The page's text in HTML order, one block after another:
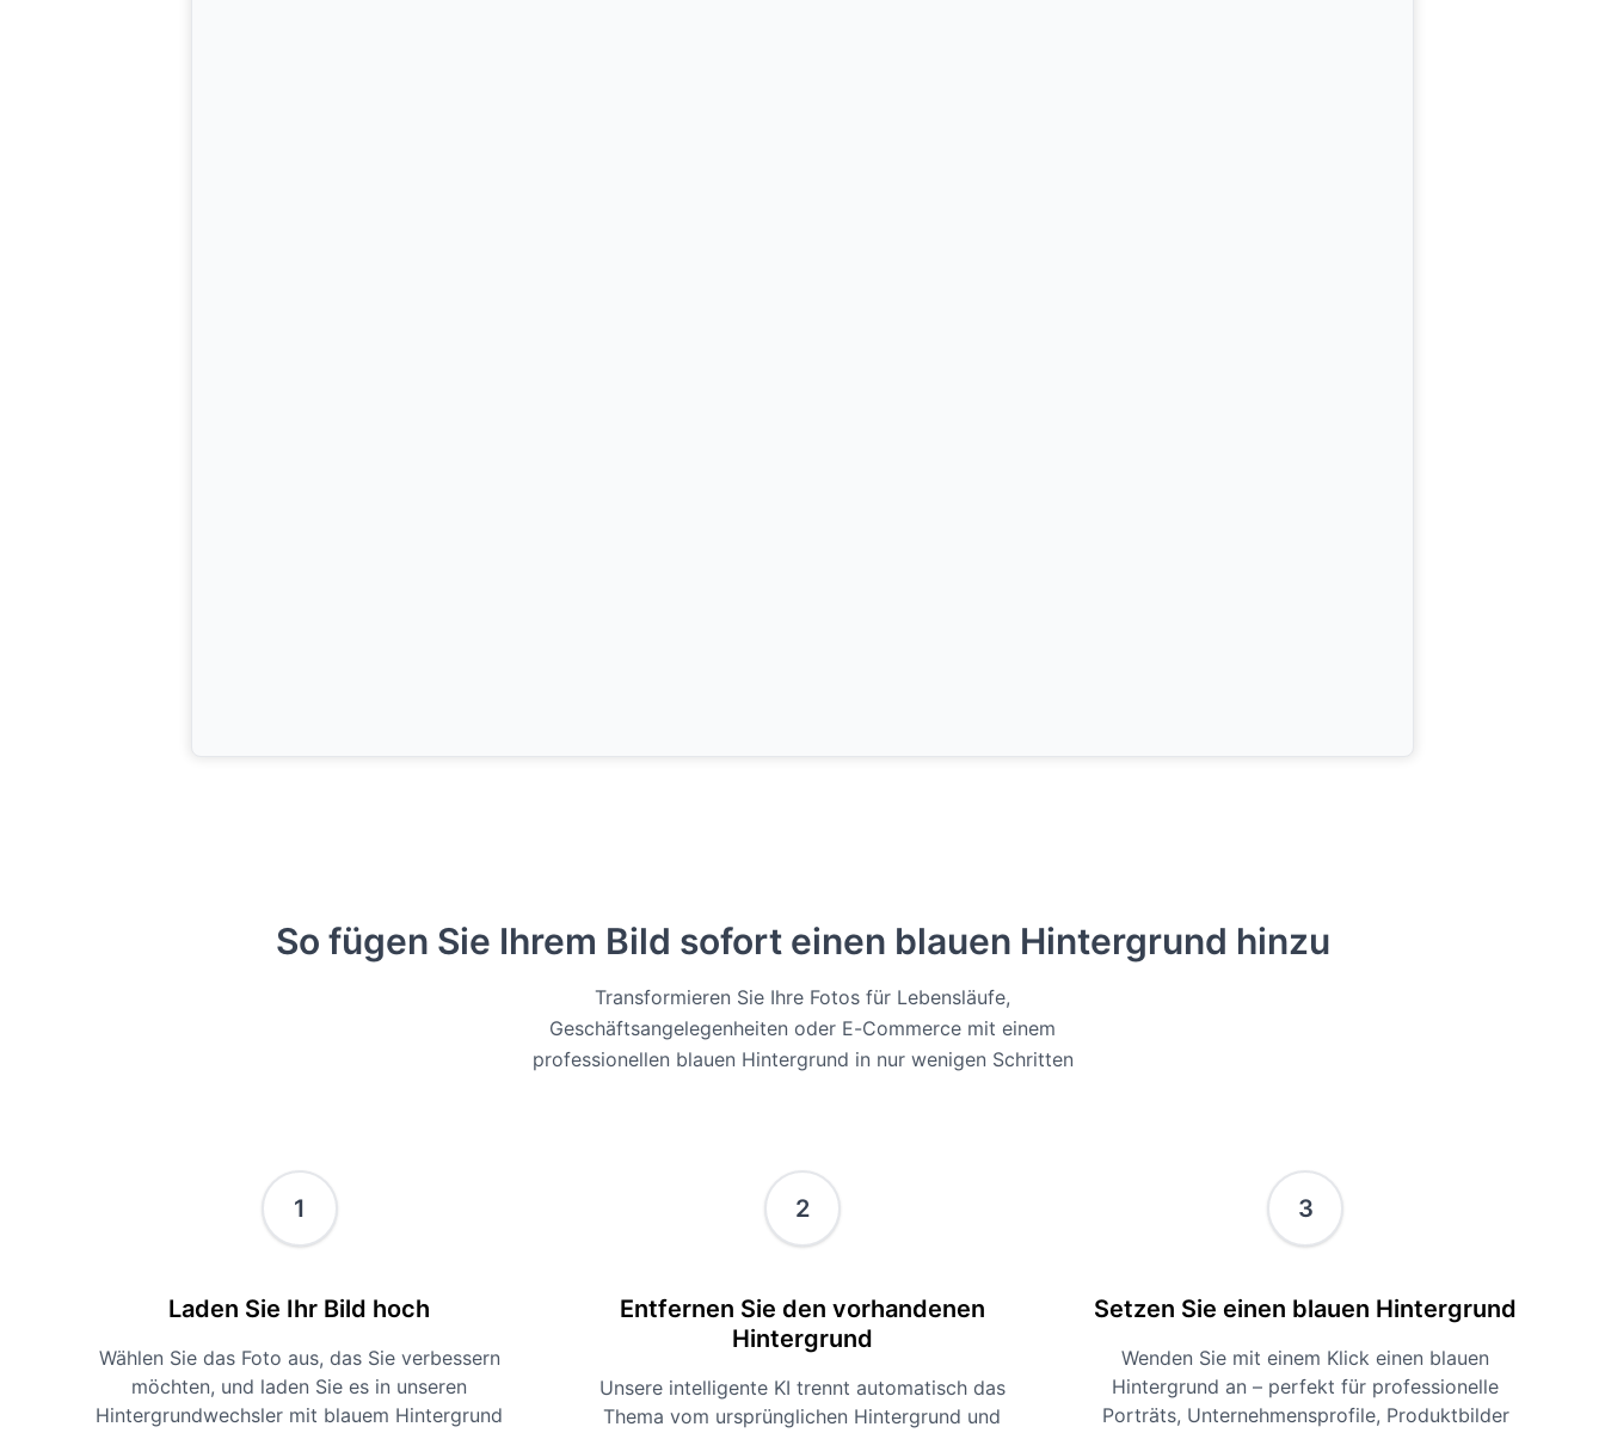
So fügen Sie Ihrem Bild sofort einen blauen Hintergrund hinzu
Transformieren Sie Ihre Fotos für Lebensläufe,
Geschäftsangelegenheiten oder E-Commerce mit einem
professionellen blauen Hintergrund in nur wenigen Schritten
1
Laden Sie Ihr Bild hoch
Wählen Sie das Foto aus, das Sie verbessern
möchten, und laden Sie es in unseren
Hintergrundwechsler mit blauem Hintergrund
2
Entfernen Sie den vorhandenen
Hintergrund
Unsere intelligente KI trennt automatisch das
Thema vom ursprünglichen Hintergrund und
3
Setzen Sie einen blauen Hintergrund
Wenden Sie mit einem Klick einen blauen
Hintergrund an – perfekt für professionelle
Porträts, Unternehmensprofile, Produktbilder